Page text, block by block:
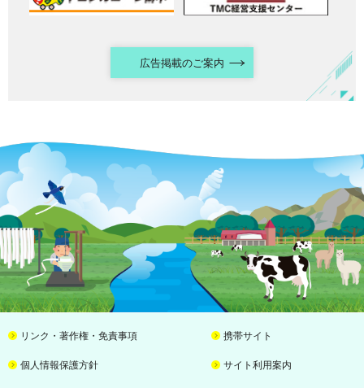
広告掲載のご案内
リンク・著作権・免責事項 携帯サイト
個人情報保護方針 サイト利用案内